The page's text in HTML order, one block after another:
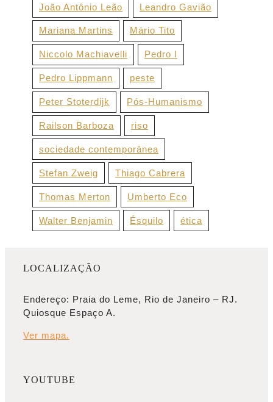
João Antônio Leão Leandro Gavião
Mariana Martins Mário Tito
Niccolo Machiavelli Pedro I
Pedro Lippmann peste
Peter Stoterdijk Pós-Humanismo
Railson Barboza riso
sociedade contemporânea
Stefan Zweig Thiago Cabrera
Thomas Merton Umberto Eco
Walter Benjamin Ésquilo ética
LOCALIZAÇÃO
Endereço: Praia do Leme, Rio de Janeiro – RJ.
Quiosque Espaço A.
Ver mapa.
YOUTUBE